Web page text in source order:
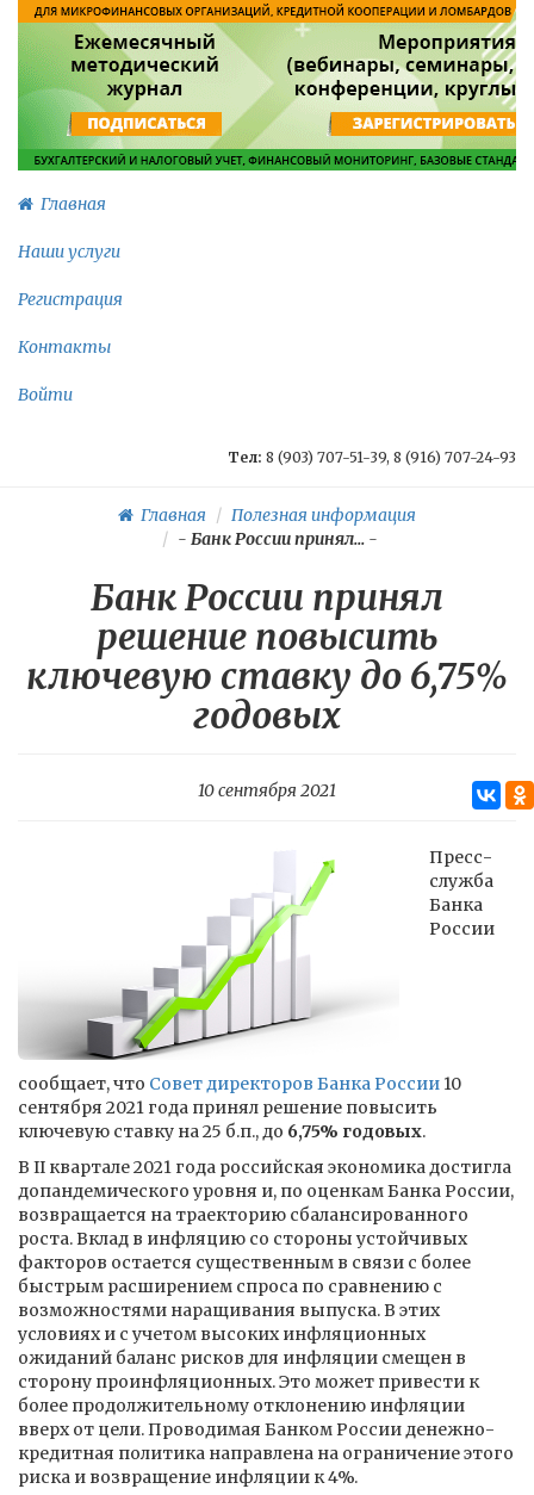
Главная
Наши услуги
Регистрация
Контакты
Войти
Тел: 8 (903) 707-51-39, 8 (916) 707-24-93
Главная
Полезная информация
- Банк России принял... -
Банк России принял
решение повысить
ключевую ставку до 6,75%
годовых
10 сентября 2021
Пресс-
служба
Банка
России
сообщает, что Совет директоров Банка России 10
сентября 2021 года принял решение повысить
ключевую ставку на 25 б.п., до 6,75% годовых.
В II квартале 2021 года российская экономика достигла
допандемического уровня и, по оценкам Банка России,
возвращается на траекторию сбалансированного
роста. Вклад в инфляцию со стороны устойчивых
факторов остается существенным в связи с более
быстрым расширением спроса по сравнению с
возможностями наращивания выпуска. В этих
условиях и с учетом высоких инфляционных
ожиданий баланс рисков для инфляции смещен в
сторону проинфляционных. Это может привести к
более продолжительному отклонению инфляции
вверх от цели. Проводимая Банком России денежно-
кредитная политика направлена на ограничение этого
риска и возвращение инфляции к 4%.